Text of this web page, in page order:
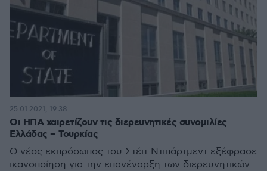
Οι ΗΠΑ χαιρετίζουν τις διερευνητικές συνομιλίες
Ελλάδας – Τουρκίας
Ο νέος εκπρόσωπος του Στέιτ Ντιπάρτμεντ εξέφρασε
ικανοποίηση για την επανέναρξη των διερευνητικών
25.01.2021, 19:38